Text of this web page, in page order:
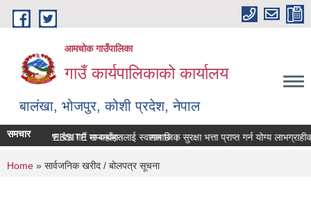
Skip to main content
आमचोक गाउँपालिका
गाउँ कार्यपालिकाको कार्यालय
बालंखा, भोजपुर, कोशी प्रदेश, नेपाल
WEBSITE मा यहाँहरुलाई स्वागत छ ।
समचार
सम्पत्ति विवरण पेश गर्ने सम्बन्धमा। सामाजिक सुरक्षा भत्ता प्राप्‍त गर्न योग्य
You are here
Home » सार्वजनिक खरीद / बोलपत्र सूचना